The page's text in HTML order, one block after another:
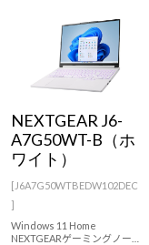
ディスプレイ
Windows 11
NEXTGEAR J6-
A7G50WT-B（ホ
ワイト）
[J6A7G50WTBEDW102DEC
]
Windows 11 Home
NEXTGEARゲーミングノー